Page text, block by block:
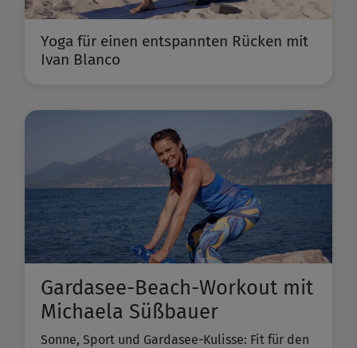
Yoga für einen entspannten Rücken mit
Ivan Blanco
Gardasee-Beach-Workout mit
Michaela Süßbauer
Sonne, Sport und Gardasee-Kulisse: Fit für den